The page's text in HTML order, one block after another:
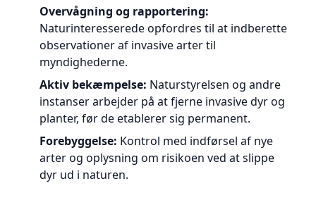
Overvågning og rapportering:
Naturinteresserede opfordres til at indberette
observationer af invasive arter til
myndighederne.
Aktiv bekæmpelse: Naturstyrelsen og andre
instanser arbejder på at fjerne invasive dyr og
planter, før de etablerer sig permanent.
Forebyggelse: Kontrol med indførsel af nye
arter og oplysning om risikoen ved at slippe
dyr ud i naturen.